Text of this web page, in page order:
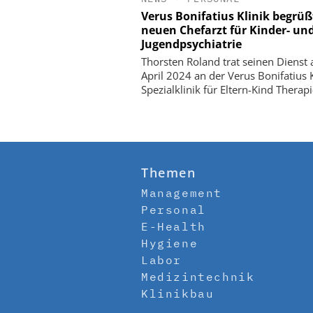
Verus Bonifatius Klinik
neuen Chefarzt für Kinder-
Jugendpsychiatrie
Thorsten Roland trat seinen Dienst
April 2024 an der Verus Bonifatius
Spezialklinik für Eltern-Kind
Themen
Management
Personal
E-Health
Hygiene
Labor
Medizintechnik
Klinikbau